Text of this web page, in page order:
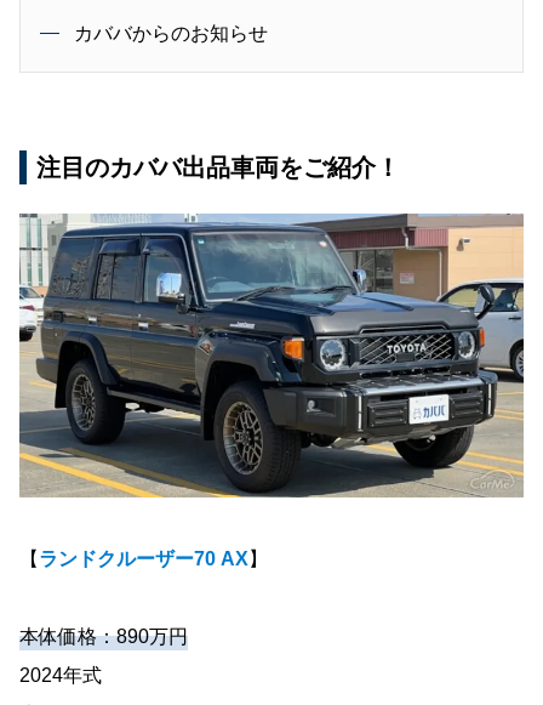
カババからのお知らせ
注目のカババ出品車両をご紹介！
【 ランドクルーザー70 AX 】
本体価格：890万円
2024年式